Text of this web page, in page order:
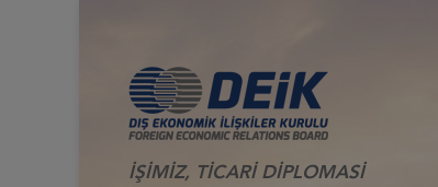
İŞİMİZ, TİCARİ DİPLOMASİ